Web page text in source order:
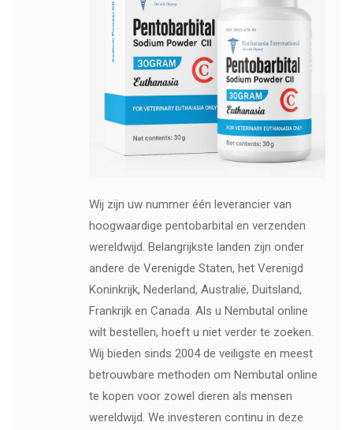
Wij zijn uw nummer één leverancier van
hoogwaardige pentobarbital en verzenden
wereldwijd. Belangrijkste landen zijn onder
andere de Verenigde Staten, het Verenigd
Koninkrijk, Nederland, Australië, Duitsland,
Frankrijk en Canada. Als u Nembutal online
wilt bestellen, hoeft u niet verder te zoeken.
Wij bieden sinds 2004 de veiligste en meest
betrouwbare methoden om Nembutal online
te kopen voor zowel dieren als mensen
wereldwijd. We investeren continu in deze